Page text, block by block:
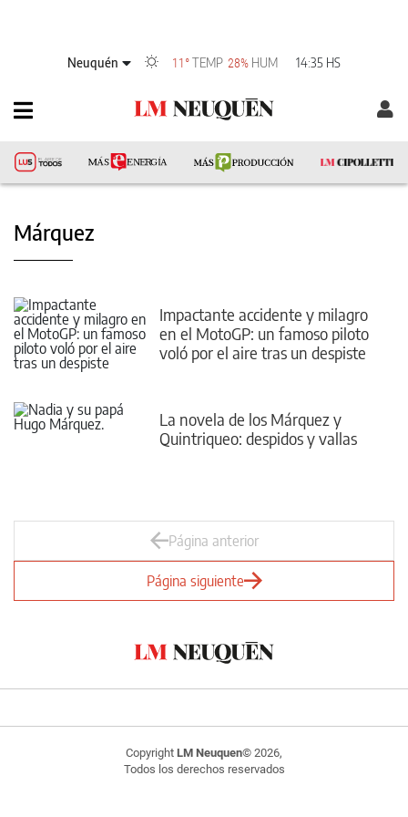
Neuquén 11°TEMP 28% HUM 14:35 HS
Márquez
Impactante accidente y milagro
en el MotoGP: un famoso piloto
voló por el aire tras un despiste
La novela de los Márquez y
Quintriqueo: despidos y vallas
Página anterior
Página siguiente
Copyright LM Neuquen© 2026,
Todos los derechos reservados